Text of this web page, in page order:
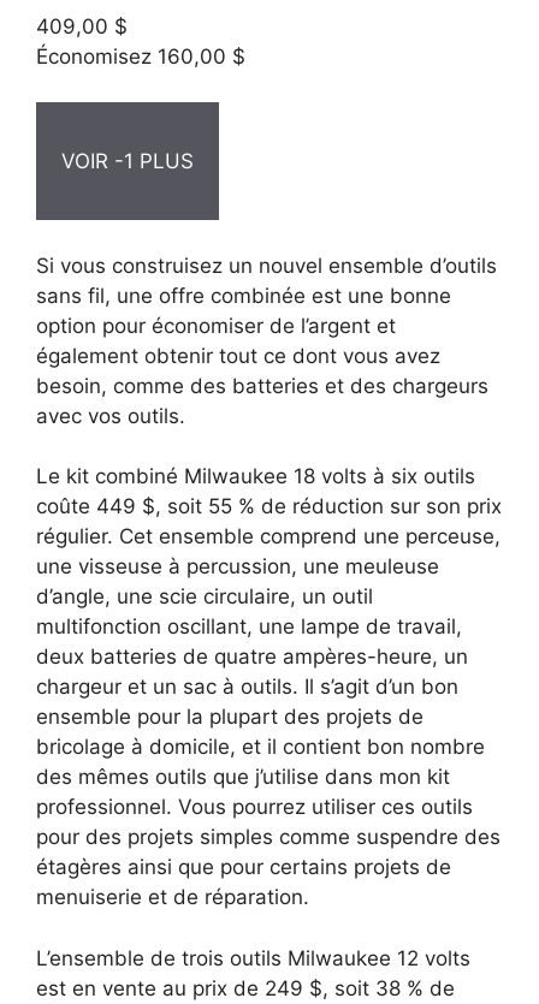
409,00 $
Économisez 160,00 $
VOIR -1 PLUS
Si vous construisez un nouvel ensemble d’outils
sans fil, une offre combinée est une bonne
option pour économiser de l’argent et
également obtenir tout ce dont vous avez
besoin, comme des batteries et des chargeurs
avec vos outils.
Le kit combiné Milwaukee 18 volts à six outils
coûte 449 $, soit 55 % de réduction sur son prix
régulier. Cet ensemble comprend une perceuse,
une visseuse à percussion, une meuleuse
d’angle, une scie circulaire, un outil
multifonction oscillant, une lampe de travail,
deux batteries de quatre ampères-heure, un
chargeur et un sac à outils. Il s’agit d’un bon
ensemble pour la plupart des projets de
bricolage à domicile, et il contient bon nombre
des mêmes outils que j’utilise dans mon kit
professionnel. Vous pourrez utiliser ces outils
pour des projets simples comme suspendre des
étagères ainsi que pour certains projets de
menuiserie et de réparation.
L’ensemble de trois outils Milwaukee 12 volts
est en vente au prix de 249 $, soit 38 % de